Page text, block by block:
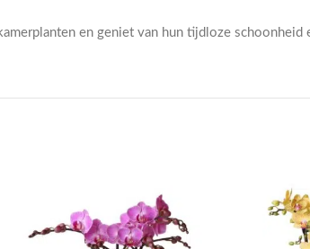
en geniet van hun tijdloze